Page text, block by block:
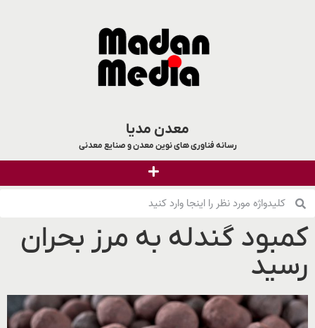
معدن مدیا
رسانه فناوری های نوین معدن و صنایع معدنی
کمبود گندله به مرز بحران
رسید